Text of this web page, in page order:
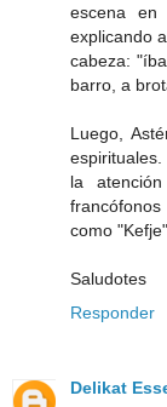
escena
explicando
cabeza:
barro, a
Luego,
la
como
Saludotes
Responder
Delikat